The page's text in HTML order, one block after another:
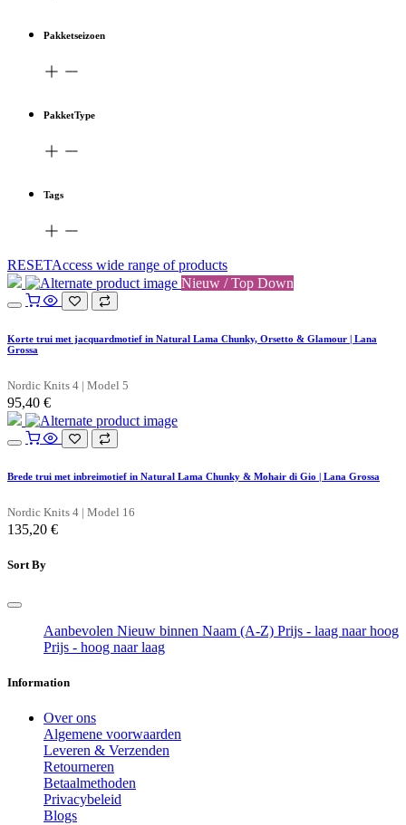
Pakketseizoen
PakketType
Tags
RESETAccess wide range of products
Nieuw / Top Down
Korte trui met jacquardmotief in Natural Lama Chunky, Orsetto & Glamour | Lana
Grossa
Nordic Knits 4 | Model 5
95,40 €
Brede trui met inbreimotief in Natural Lama Chunky & Mohair di Gio | Lana Grossa
Nordic Knits 4 | Model 16
135,20 €
Sort By
Aanbevolen Nieuw binnen Naam (A-Z) Prijs - laag naar hoog
Prijs - hoog naar laag
Information
Over ons
Algemene voorwaarden
Leveren & Verzenden
Retourneren
Betaalmethoden
Privacybeleid
Blogs